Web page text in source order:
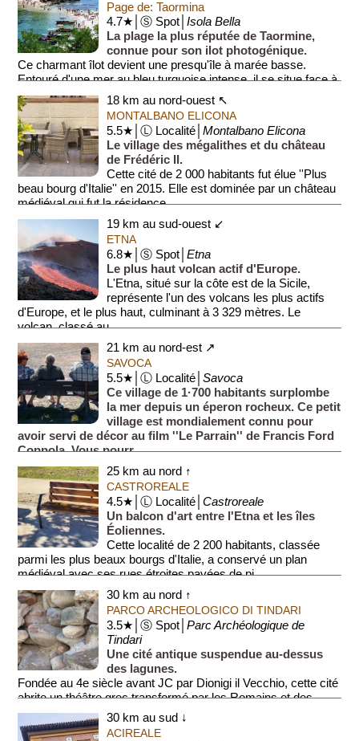
Page de: Taormina
4.7★│Ⓢ Spot│Isola Bella
La plage la plus réputée de Taormine,
connue pour son ilot photogénique.
Ce charmant îlot devient une presqu'île à marée basse.
Entouré d'une mer au bleu turquoise intense, il se situe face à
une...
18 km au nord-ouest ↖
MONTALBANO ELICONA
5.5★│Ⓛ Localité│Montalbano Elicona
Le village des mégalithes et du château
de Frédéric II.
Cette cité de 2 000 habitants fut élue ''Plus
beau bourg d'Italie'' en 2015. Elle est dominée par un château
médiéval qui fut la résidence...
19 km au sud-ouest ↙
ETNA
6.8★│Ⓢ Spot│Etna
Le plus haut volcan actif d'Europe.
L'Etna, situé sur la côte est de la Sicile,
représente l'un des volcans les plus actifs
d'Europe, et le plus haut, culminant à 3 329 mètres. Le
volcan, classé au ...
21 km au nord-est ↗
SAVOCA
5.5★│Ⓛ Localité│Savoca
Ce village de 1·700 habitants surplombe
la mer depuis un éperon rocheux. Ce petit
village est mondialement connu pour
avoir servi de décor au film ''Le Parrain'' de Francis Ford
Coppola. Vous pourr...
25 km au nord ↑
CASTROREALE
4.5★│Ⓛ Localité│Castroreale
Un balcon d'art entre l'Etna et les îles
Éoliennes.
Cette localité de 2 200 habitants, classée
parmi les plus beaux bourgs d'Italie, a conservé un plan
médiéval avec ses rues étroites pavées de pi...
30 km au nord ↑
PARCO ARCHEOLOGICO DI TINDARI
3.5★│Ⓢ Spot│Parc Archéologique de
Tindari
Une cité antique suspendue au-dessus
des lagunes.
Fondée au 4e siècle avant JC par Dionigi il Vecchio, cette cité
abrite un théâtre grec transformé par les Romains et des
remparts imposants. Située...
30 km au sud ↓
ACIREALE